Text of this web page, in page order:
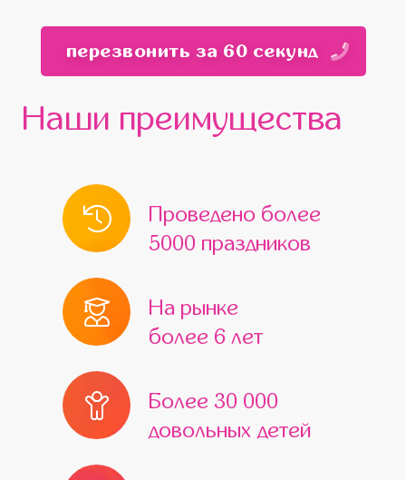
перезвонить за 60 секунд
Наши преимущества
Проведено более
5000 праздников
На рынке
более 6 лет
Более 30 000
довольных детей